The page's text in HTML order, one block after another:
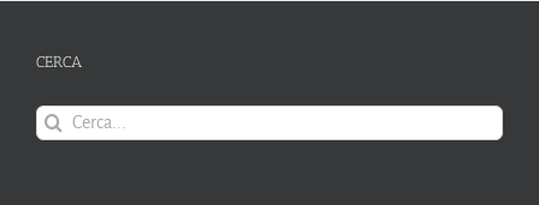
CERCA
Cerca
per: